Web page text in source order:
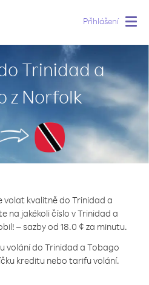
Přihlášení
Trinidad a
z Norfolk
volat kvalitně do Trinidad a
na jakékoli číslo v Trinidad a
– sazby od 18.0 ¢ za minutu.
volání do Trinidad a Tobago
kreditu nebo tarifu volání.